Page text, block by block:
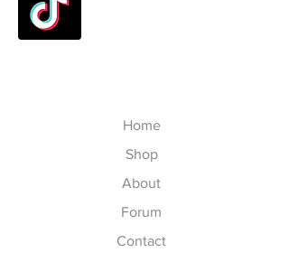
Home
Shop
About
Forum
Contact